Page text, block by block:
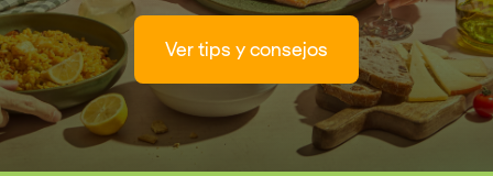
Ver tips y consejos